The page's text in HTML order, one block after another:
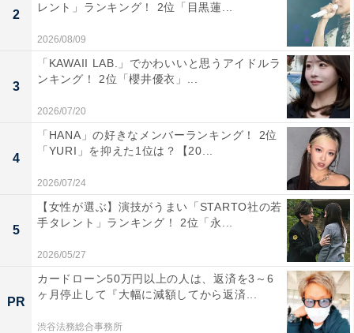
同率1位：高田万由子（東京大学 文学部西洋史学
科）／70票
2
レント」ランキング！ 2位「目黒蓮...
2026/08/09
3
「KAWAII LAB.」でかわいいと思うアイドルラ
ンキング！ 2位「櫻井優衣」...
2026/07/20
4
「HANA」の好きなメンバーランキング！ 2位
「YURI」を抑えた1位は？【20...
2026/07/24
5
【女性が選ぶ】演技がうまい「STARTO社の若
手タレント」ランキング！ 2位「永...
2026/05/27
PR
カードローン50万円以上の人は、返済を3～6
ヶ月停止して『大幅に減額してから返済...
渋谷法務総合事務所